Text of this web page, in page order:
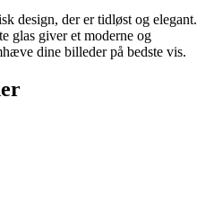
design, der er tidløst og elegant.
glas giver et moderne og
dine billeder på bedste vis.